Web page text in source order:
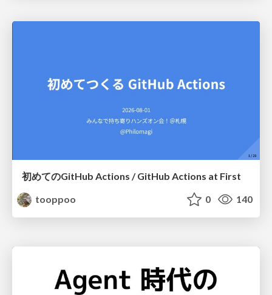
初めてのGitHub Actions / GitHub Actions at First
tooppoo
0 140